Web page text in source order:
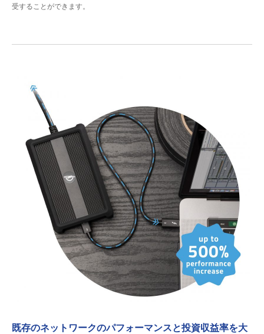
受することができます。
既存のネットワークのパフォーマンスと投資収益率を大